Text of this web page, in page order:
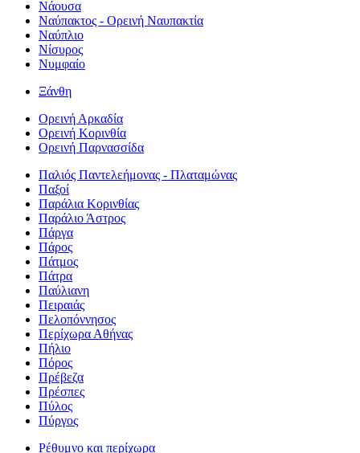
Νάουσα
Ναύπακτος - Ορεινή Ναυπακτία
Ναύπλιο
Νίσυρος
Νυμφαίο
Ξάνθη
Ορεινή Αρκαδία
Ορεινή Κορινθία
Ορεινή Παρνασσίδα
Παλιός Παντελεήμονας - Πλαταμώνας
Παξοί
Παράλια Κορινθίας
Παράλιο Άστρος
Πάργα
Πάρος
Πάτμος
Πάτρα
Παύλιανη
Πειραιάς
Πελοπόννησος
Περίχωρα Αθήνας
Πήλιο
Πόρος
Πρέβεζα
Πρέσπες
Πύλος
Πύργος
Ρέθυμνο και περίχωρα